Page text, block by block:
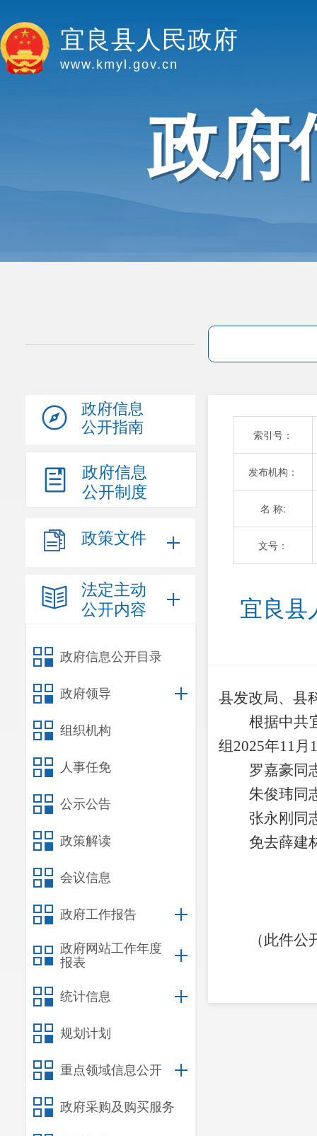
宜良县人民政府
www.kmyl.gov.cn
政府
政府信息
公开指南
政府信息
公开制度
政策文件
法定主动
公开内容
政府信息公开目录
政府领导
组织机构
人事任免
公示公告
政策解读
会议信息
政府工作报告
政府网站工作年度
报表
统计信息
规划计划
重点领域信息公开
政府采购及购买服务
索引号：
发布机构：
名 称:
文号：
宜良县
县发改局、县
根据中共
组2025年11月
罗嘉豪同
朱俊玮同
张永刚同
免去薛建
（此件公